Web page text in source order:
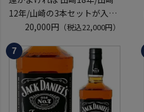
12年/山崎の3本セットが入っ
ているかも！？ ウイスキー福
袋 2～6本組 限定200セット
虎S ※必ずもらえるCP対象
(1P)
20,000円（税込22,000円）